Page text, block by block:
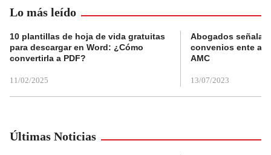
Lo más leído
10 plantillas de hoja de vida gratuitas
para descargar en Word: ¿Cómo
convertirla a PDF?
11/02/2025
Abogados
convenios ente
AMC
13/07/2023
Últimas Noticias